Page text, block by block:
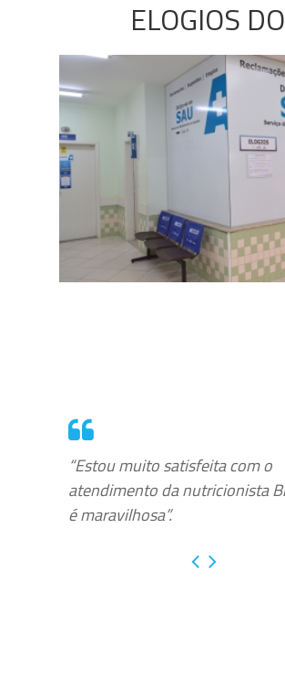
ELOGIOS DO
“Estou muito satisfeita com o
atendimento da nutricionista
é maravilhosa”.